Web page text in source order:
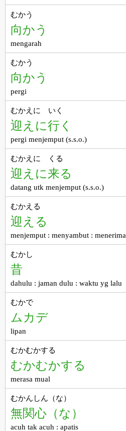
むかう
向かう
mengarah
むかう
向かう
pergi
むかえに いく
迎えに行く
pergi menjemput (s.s.o.)
むかえに くる
迎えに来る
datang utk menjemput (s.s.o.)
むかえる
迎える
menjemput : menyambut : menerima
むかし
昔
dahulu : jaman dulu : waktu yg lalu
むかで
ムカデ
lipan
むかむかする
むかむかする
merasa mual
むかんしん（な）
無関心（な）
acuh tak acuh : apatis